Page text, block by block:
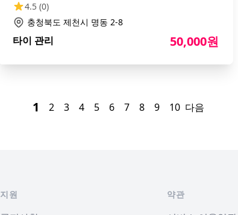
4.5 (0)
충청북도 제천시 명동 2-8
타이 관리 50,000원
1 2 3 4 5 6 7 8 9 10 다음
지원 약관